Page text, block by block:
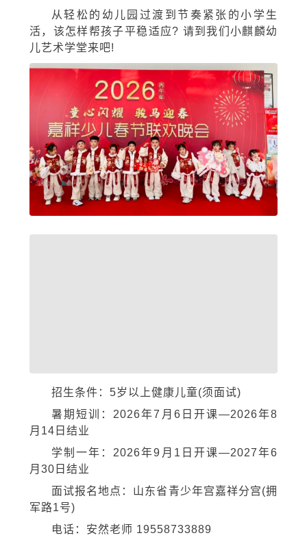
从轻松的幼儿园过渡到节奏紧张的小学生
活，该怎样帮孩子平稳适应? 请到我们小麒麟幼
儿艺术学堂来吧!
招生条件：5岁以上健康儿童(须面试)